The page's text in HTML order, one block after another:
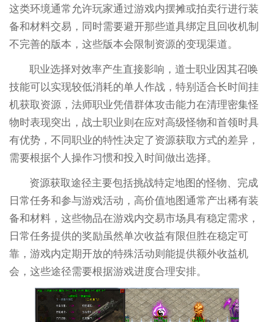
这类环境通常允许玩家通过游戏内摆摊或拍卖行进行装
备和材料交易，同时需要避开那些道具绑定且回收机制
不完善的版本，这些版本会限制资源的变现渠道。
职业选择对效率产生直接影响，道士职业因其召唤
技能可以实现较低消耗的单人作战，特别适合长时间挂
机获取资源，法师职业凭借群体攻击能力在清理密集怪
物时表现突出，战士职业则在应对高级怪物和首领时具
有优势，不同职业的特性决定了资源获取方式的差异，
需要根据个人操作习惯和投入时间做出选择。
资源获取途径主要包括挑战特定地图的怪物、完成
日常任务和参与游戏活动，高价值地图通常产出稀有装
备和材料，这些物品在游戏内交易市场具有稳定需求，
日常任务提供的奖励虽然单次收益有限但胜在稳定可
靠，游戏内定期开放的特殊活动则能提供额外收益机
会，这些途径需要根据游戏进度合理安排。